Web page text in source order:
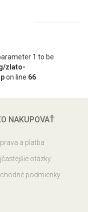
1 to be
zlato-
on line 66
NAKUPOVAŤ
a platba
otázky
podmienky